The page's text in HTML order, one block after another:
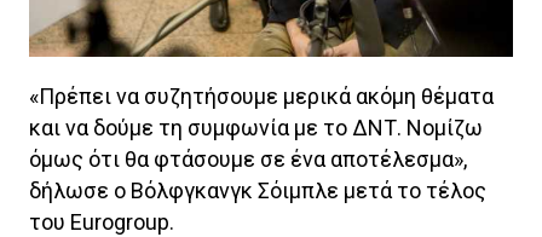
«Πρέπει να συζητήσουμε μερικά ακόμη θέματα
και να δούμε τη συμφωνία με το ΔΝΤ. Νομίζω
όμως ότι θα φτάσουμε σε ένα αποτέλεσμα»,
δήλωσε ο Βόλφγκανγκ Σόιμπλε μετά το τέλος
του Eurogroup.